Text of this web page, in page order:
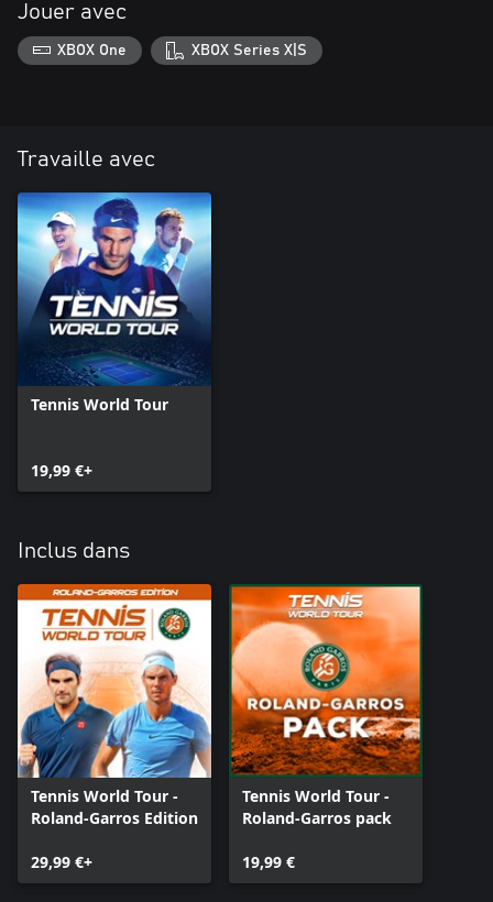
Jouer avec
XBOX One XBOX Series X|S
Travaille avec
Tennis World Tour
19,99 €+
Inclus dans
Tennis World Tour -
Roland-Garros Edition
29,99 €+
Tennis World Tour -
Roland-Garros pack
19,99 €